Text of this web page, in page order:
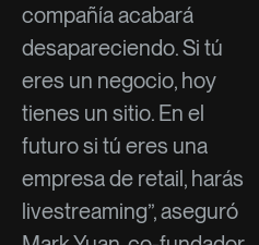
compañía acabará
desapareciendo. Si tú
eres un negocio, hoy
tienes un sitio. En el
futuro si tú eres una
empresa de retail, harás
livestreaming”, aseguró